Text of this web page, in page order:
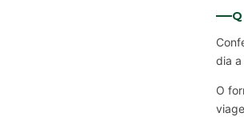
dia
O